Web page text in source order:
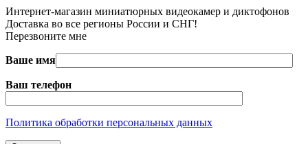
Интернет-магазин миниатюрных видеокамер и диктофонов
Доставка во все регионы России и СНГ!
Перезвоните мне
Ваше имя
Ваш телефон
Политика обработки персональных данных